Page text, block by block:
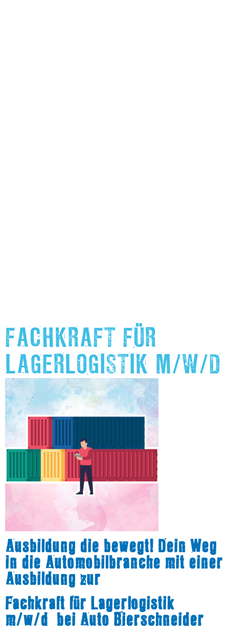
FACHKRAFT FÜR
LAGERLOGISTIK M/W/D
Ausbildung die bewegt! Dein Weg
in die Automobilbranche mit einer
Ausbildung zur
Fachkraft für Lagerlogistik
m/w/d bei Auto Bierschneider